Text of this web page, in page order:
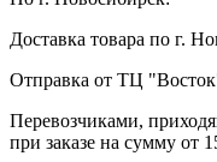
Доставка товара по г.
Отправка от ТЦ
Перевозчиками,
при заказе на сумму от